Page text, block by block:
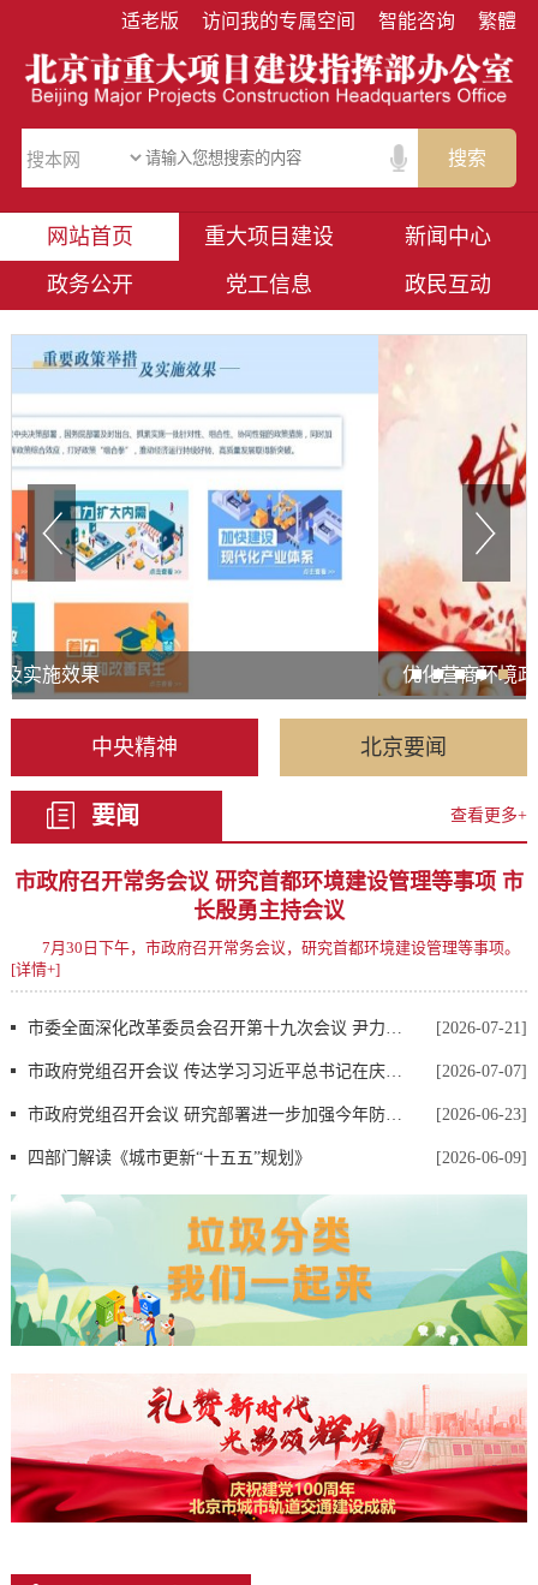
适老版 访问我的专属空间 智能咨询 繁體
搜索
网站首页 重大项目建设
新闻中心
政务公开
党工信息 政民互动
优化营商环境政策集成
中央精神 北京要闻
要闻 查看更多+
市政府召开常务会议 研究首都环境建设管理等事项 市
长殷勇主持会议
7月30日下午，市政府召开常务会议，研究首都环境建设管理等事项。
[详情+]
市委全面深化改革委员会召开第十九次会议 尹力主持 殷勇李秀领出席 [2026-07-21]
市政府党组召开会议 传达学习习近平总书记在庆祝中国共产党成立105周年大会上的重要讲话精神 殷勇主持 [2026-07-07]
市政府党组召开会议 研究部署进一步加强今年防汛工作 殷勇主持 [2026-06-23]
四部门解读《城市更新“十五五”规划》 [2026-06-09]